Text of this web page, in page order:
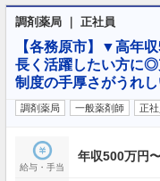
調剤薬局 ｜ 正社員
【各務原市】▼高年
長く活躍したい方に◎
制度の手厚さがうれ
調剤薬局 一般薬剤師 正社
給与・手当
年収500万円